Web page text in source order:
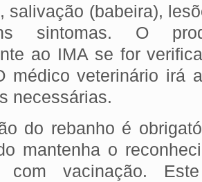
salivação (babeira),
sintomas. O
ao IMA se for
médico veterinário irá
necessárias.
do rebanho é
mantenha o
com vacinação.